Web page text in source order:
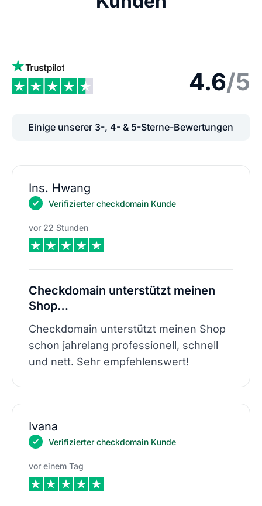
4.6/5
Einige unserer 3-, 4- & 5-Sterne-Bewertungen
Ins. Hwang
Verifizierter checkdomain Kunde
vor 22 Stunden
Checkdomain unterstützt meinen
Shop…
Checkdomain unterstützt meinen Shop
schon jahrelang professionell, schnell
und nett. Sehr empfehlenswert!
Ivana
Verifizierter checkdomain Kunde
vor einem Tag